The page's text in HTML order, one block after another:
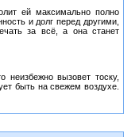
ей максимально полно
и долг перед другими,
за всё, а она станет
неизбежно вызовет тоску,
быть на свежем воздухе.